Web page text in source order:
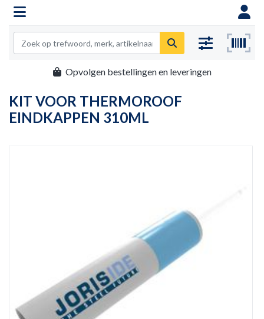
Opvolgen bestellingen en leveringen
KIT VOOR THERMOROOF
EINDKAPPEN 310ML